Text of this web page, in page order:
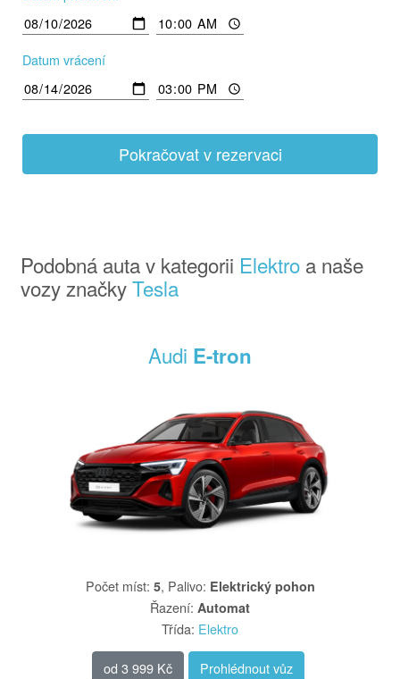
Datum vrácení
Pokračovat v rezervaci
Podobná auta v kategorii Elektro a naše
vozy značkyTesla
Audi E-tron
Počet míst: 5, Palivo: Elektrický pohon
Řazení: Automat
Třída: Elektro
od 3 999 Kč Prohlédnout vůz